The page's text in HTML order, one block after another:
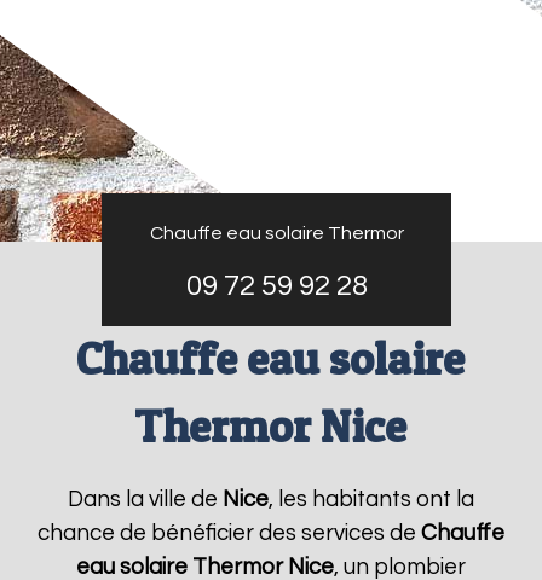
Chauffe eau solaire Thermor
09 72 59 92 28
Chauffe eau solaire
Thermor Nice
Dans la ville de Nice, les habitants ont la
chance de bénéficier des services de Chauffe
eau solaire Thermor Nice, un plombier